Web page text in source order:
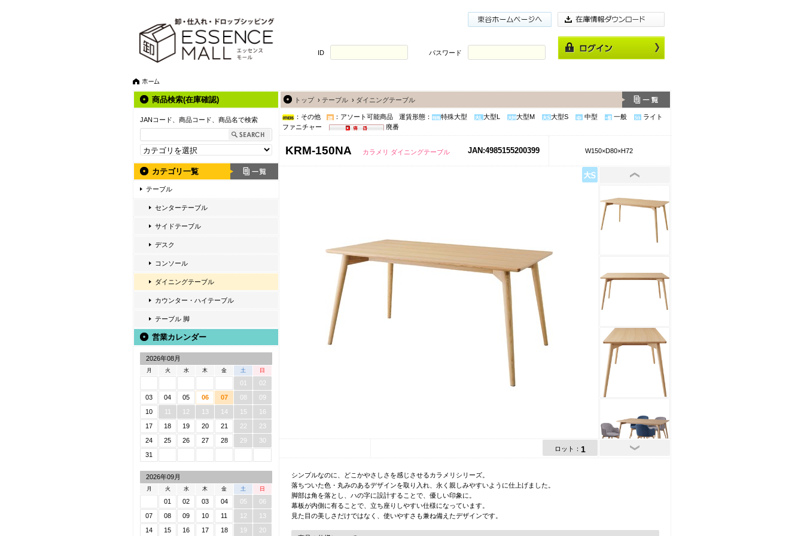
ID パスワード
商品検索(在庫確認)
JANコード、商品コード、商品名で検索
カテゴリ一覧
テーブル
センターテーブル
サイドテーブル
デスク
コンソール
ダイニングテーブル
カウンター・ハイテーブル
テーブル 脚
営業カレンダー
2026年08月
月 火 水 木 金 土 日
01
02
03
04 05 06 07 08
09
10
11 12 13 14 15
16
17
18 19 20 21 22
23
24
25 26 27 28 29
30
31
2026年09月
月 火 水 木 金 土 日
01 02 03 04 05
06
07
08 09 10 11 12
13
14
15 16 17 18 19 20
トップ› テーブル › ダイニングテーブル
：その他 ：アソート可能商品 運賃形態： 特殊大型 大型L 大型M 大型S 中型 一般
ライト
ファニチャー
廃番
KRM-150NA カラメリ ダイニングテーブル JAN:4985155200399 W150×D80×H72
ロット： 1
シンプルなのに、どこかやさしさを感じさせるカラメリシリーズ。
落ちついた色・丸みのあるデザインを取り入れ、永く親しみやすいように仕上げました。
脚部は角を落とし、ハの字に設計することで、優しい印象に。
幕板が内側に有ることで、立ち座りしやすい仕様になっています。
見た目の美しさだけではなく、使いやすさも兼ね備えたデザインです。